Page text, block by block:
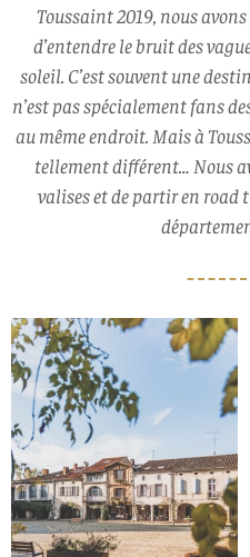
Toussaint 2019, nous avons
d’entendre le bruit des
soleil. C’est souvent une
n’est pas spécialement fans
au même endroit. Mais à
tellement différent… Nous
valises et de partir en